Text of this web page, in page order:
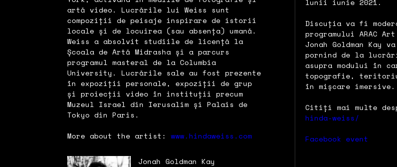
artă video. Lucrările lui Weiss sunt
compoziții de peisaje inspirare de istorii
locale și de locuirea (sau absența) umană.
Weiss a absolvit studiile de licență la
Școala de Artă Midrasha și a parcurs
programul masteral de la Columbia
University. Lucrările sale au fost prezente
în expoziții personale, expoziții de grup
și proiecții video în instituții precum
Muzeul Israel din Ierusalim și Palais de
Tokyo din Paris.
More about the artist:www.hindaweiss.com
Jonah Goldman Kay
lunii iunie 2021.
Discuția va fi
programului ARAC
Jonah Goldman
pornind de la
asupra modului în
topografie,
în mișcare imersive.
Citiți mai multe
hinda-weiss/
Facebook event